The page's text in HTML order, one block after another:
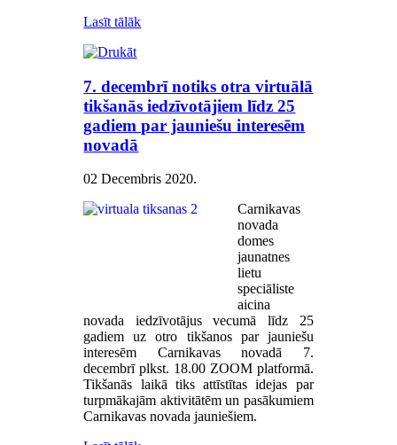
Lasīt tālāk
7. decembrī notiks otra virtuālā
tikšanās iedzīvotājiem līdz 25
gadiem par jauniešu interesēm
novadā
02 Decembris 2020.
Carnikavas
novada
domes
jaunatnes
lietu
speciāliste
aicina
novada iedzīvotājus vecumā līdz 25
gadiem uz otro tikšanos par jauniešu
interesēm Carnikavas novadā 7.
decembrī plkst. 18.00 ZOOM platformā.
Tikšanās laikā tiks attīstītas idejas par
turpmākajām aktivitātēm un pasākumiem
Carnikavas novada jauniešiem.